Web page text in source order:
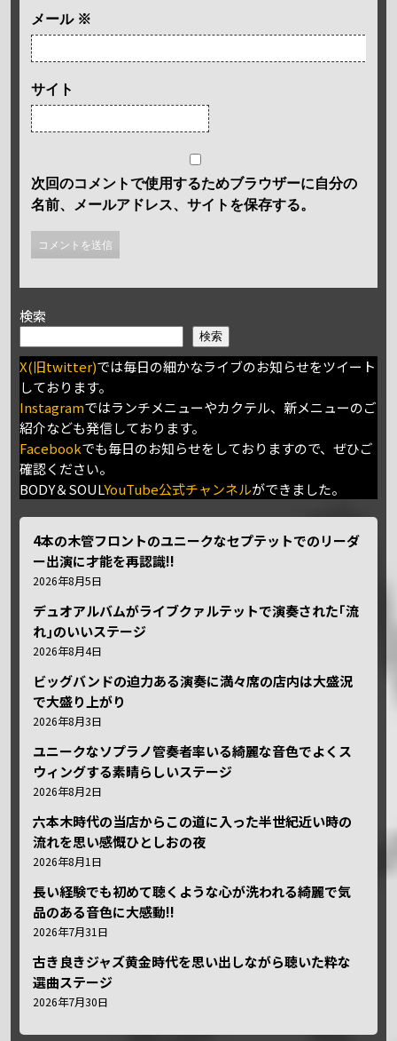
メール ※
サイト
次回のコメントで使用するためブラウザーに自分の
名前、メールアドレス、サイトを保存する。
検索
検索
X(旧twitter)では毎日の細かなライブのお知らせをツイート
しております。
Instagramではランチメニューやカクテル、新メニューのご
紹介なども発信しております。
Facebookでも毎日のお知らせをしておりますので、ぜひご
確認ください。
BODY＆SOULYouTube公式チャンネルができました。
4本の木管フロントのユニークなセプテットでのリーダ
ー出演に才能を再認識!!
2026年8月5日
デュオアルバムがライブクァルテットで演奏された｢流
れ｣のいいステージ
2026年8月4日
ビッグバンドの迫力ある演奏に満々席の店内は大盛況
で大盛り上がり
2026年8月3日
ユニークなソプラノ管奏者率いる綺麗な音色でよくス
ウィングする素晴らしいステージ
2026年8月2日
六本木時代の当店からこの道に入った半世紀近い時の
流れを思い感慨ひとしおの夜
2026年8月1日
長い経験でも初めて聴くような心が洗われる綺麗で気
品のある音色に大感動!!
2026年7月31日
古き良きジャズ黄金時代を思い出しながら聴いた粋な
選曲ステージ
2026年7月30日